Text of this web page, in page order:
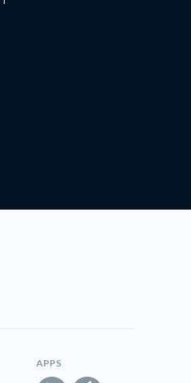
APPS